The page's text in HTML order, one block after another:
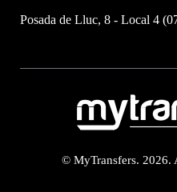
Posada de Lluc, 8 - Local 4
© MyTransfers. 2026.